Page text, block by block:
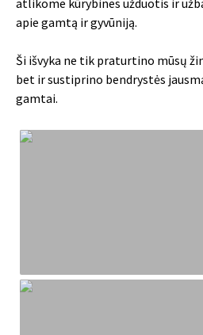
atlikome kūrybines užduotis ir
apie gamtą ir gyvūniją.
Ši išvyka ne tik praturtino mūsų
bet ir sustiprino bendrystės
gamtai.